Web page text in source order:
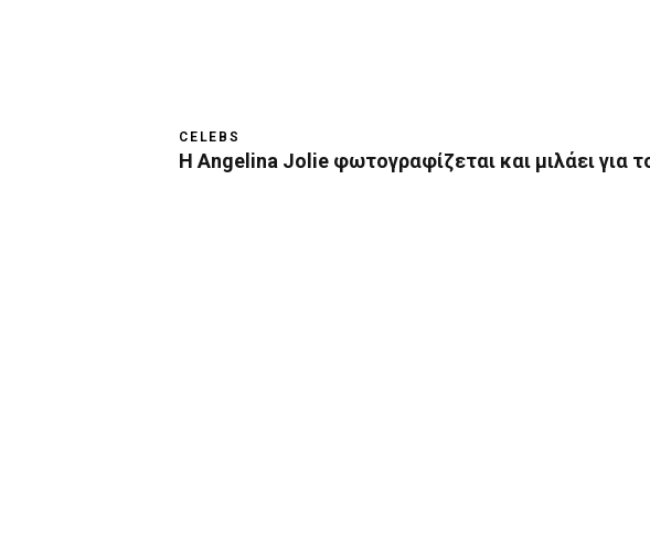
CELEBS
Η Angelina Jolie φωτογραφίζεται και μιλάει για